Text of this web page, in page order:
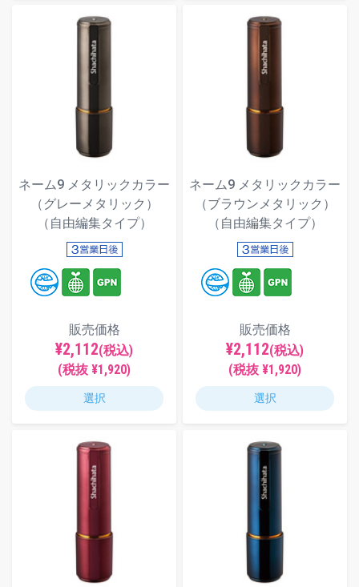
ネーム9 メタリックカラー
（グレーメタリック）
（自由編集タイプ）
販売価格
¥2,112(税込)
(税抜 ¥1,920)
選択
ネーム9 メタリックカラー
（ブラウンメタリック）
（自由編集タイプ）
販売価格
¥2,112(税込)
(税抜 ¥1,920)
選択